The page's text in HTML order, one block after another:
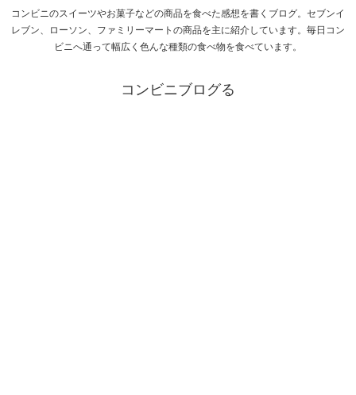
コンビニのスイーツやお菓子などの商品を食べた感想を書くブログ。セブンイ
レブン、ローソン、ファミリーマートの商品を主に紹介しています。毎日コン
ビニへ通って幅広く色んな種類の食べ物を食べています。
コンビニブログる